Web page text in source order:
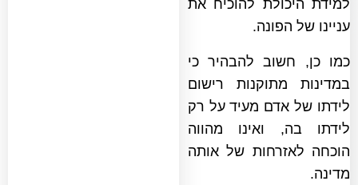
למידת היכולת להוכיח את
עניינו של הפונה.
כמו כן, חשוב להבהיר כי
במדינות מתוקנות רישום
לידתו של אדם מעיד על רק
לידתו בה, ואינו מהווה
הוכחה לאזרחות של אותה
מדינה.